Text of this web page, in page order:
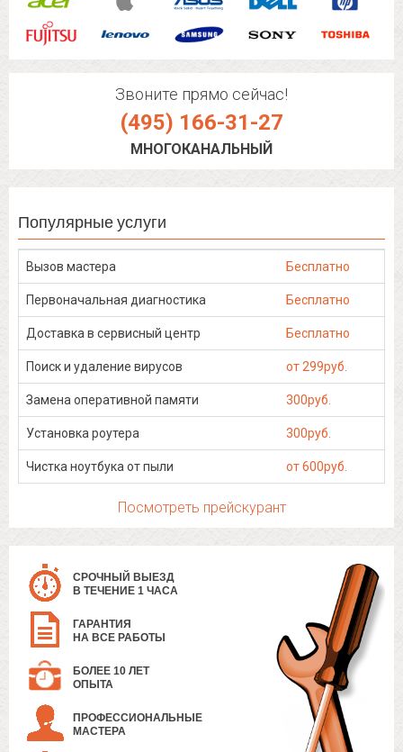
Звоните прямо сейчас!
(495) 166-31-27
МНОГОКАНАЛЬНЫЙ
Популярные услуги
Вызов мастера Бесплатно
Первоначальная диагностика Бесплатно
Доставка в сервисный центр Бесплатно
Поиск и удаление вирусов от 299руб.
Замена оперативной памяти 300руб.
Установка роутера 300руб.
Чистка ноутбука от пыли от 600руб.
Посмотреть прейскурант
СРОЧНЫЙ ВЫЕЗД
В ТЕЧЕНИЕ 1 ЧАСА
ГАРАНТИЯ
НА ВСЕ РАБОТЫ
БОЛЕЕ 10 ЛЕТ
ОПЫТА
ПРОФЕССИОНАЛЬНЫЕ
МАСТЕРА